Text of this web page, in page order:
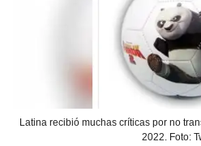
Latina recibió muchas críticas por no
2022. Foto: